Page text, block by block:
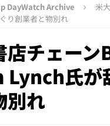
ースまとめ 2026.08.05
日刊出
め 2026.08.04
日刊出版ニュー
[ 2026年8月3日 ] 「講談社、著者
務化」など、週刊出版ニュースま
とめ＆コラム
DayWatch Archive
米
り創業者と物別れ
店チェー
氏が
別れ